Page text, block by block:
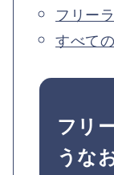
フリー
すべて
フリ
うな